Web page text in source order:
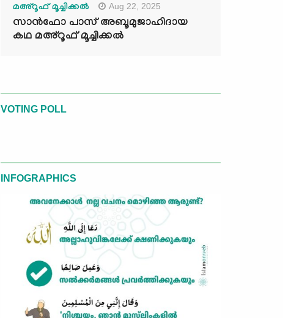
മഅ്റൂഫ് മൂച്ചിക്കല്‍ Aug 22, 2025
സാൻഫോ പാസ് അബൂമുജാഹിദായ
കഥ മഅ്റൂഫ് മൂച്ചിക്കല്‍
VOTING POLL
INFOGRAPHICS